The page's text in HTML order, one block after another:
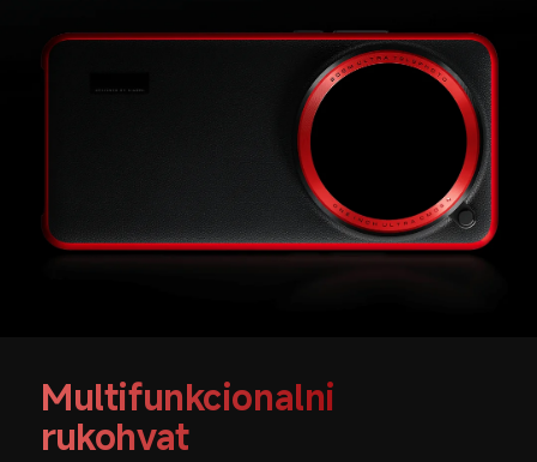
Multifunkcionalni
rukohvat